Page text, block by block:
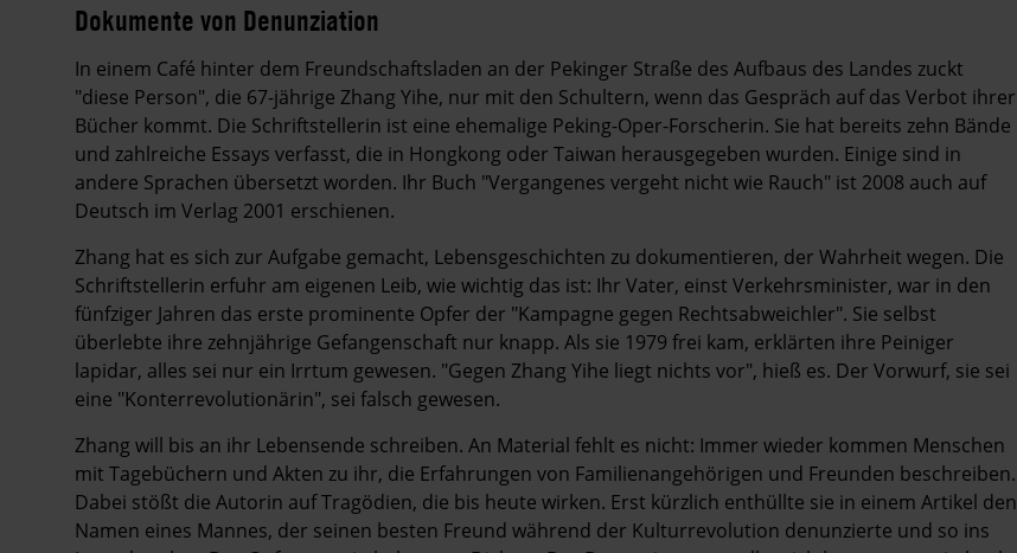
Dokumente von Denunziation
In einem Café hinter dem Freundschaftsladen an der Pekinger Straße des Aufbaus des Landes zuckt
"diese Person", die 67-jährige Zhang Yihe, nur mit den Schultern, wenn das Gespräch auf das Verbot ihrer
Bücher kommt. Die Schriftstellerin ist eine ehemalige Peking-Oper-Forscherin. Sie hat bereits zehn Bände
und zahlreiche Essays verfasst, die in Hongkong oder Taiwan herausgegeben wurden. Einige sind in
andere Sprachen übersetzt worden. Ihr Buch "Vergangenes vergeht nicht wie Rauch" ist 2008 auch auf
Deutsch im Verlag 2001 erschienen.
Zhang hat es sich zur Aufgabe gemacht, Lebensgeschichten zu dokumentieren, der Wahrheit wegen. Die
Schriftstellerin erfuhr am eigenen Leib, wie wichtig das ist: Ihr Vater, einst Verkehrsminister, war in den
fünfziger Jahren das erste prominente Opfer der "Kampagne gegen Rechtsabweichler". Sie selbst
überlebte ihre zehnjährige Gefangenschaft nur knapp. Als sie 1979 frei kam, erklärten ihre Peiniger
lapidar, alles sei nur ein Irrtum gewesen. "Gegen Zhang Yihe liegt nichts vor", hieß es. Der Vorwurf, sie sei
eine "Konterrevolutionärin", sei falsch gewesen.
Zhang will bis an ihr Lebensende schreiben. An Material fehlt es nicht: Immer wieder kommen Menschen
mit Tagebüchern und Akten zu ihr, die Erfahrungen von Familienangehörigen und Freunden beschreiben.
Dabei stößt die Autorin auf Tragödien, die bis heute wirken. Erst kürzlich enthüllte sie in einem Artikel den
Namen eines Mannes, der seinen besten Freund während der Kulturrevolution denunzierte und so ins